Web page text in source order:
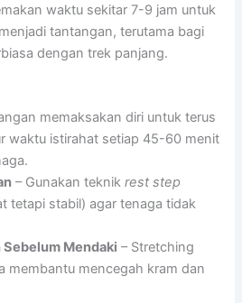
waktu sekitar 7-9 jam untuk
tantangan, terutama bagi
dengan trek panjang.
memaksakan diri untuk terus
waktu istirahat setiap 45-60 menit
– Gunakan teknikrest step
tetapi stabil) agar tenaga tidak
Sebelum Mendaki – Stretching
membantu mencegah kram dan